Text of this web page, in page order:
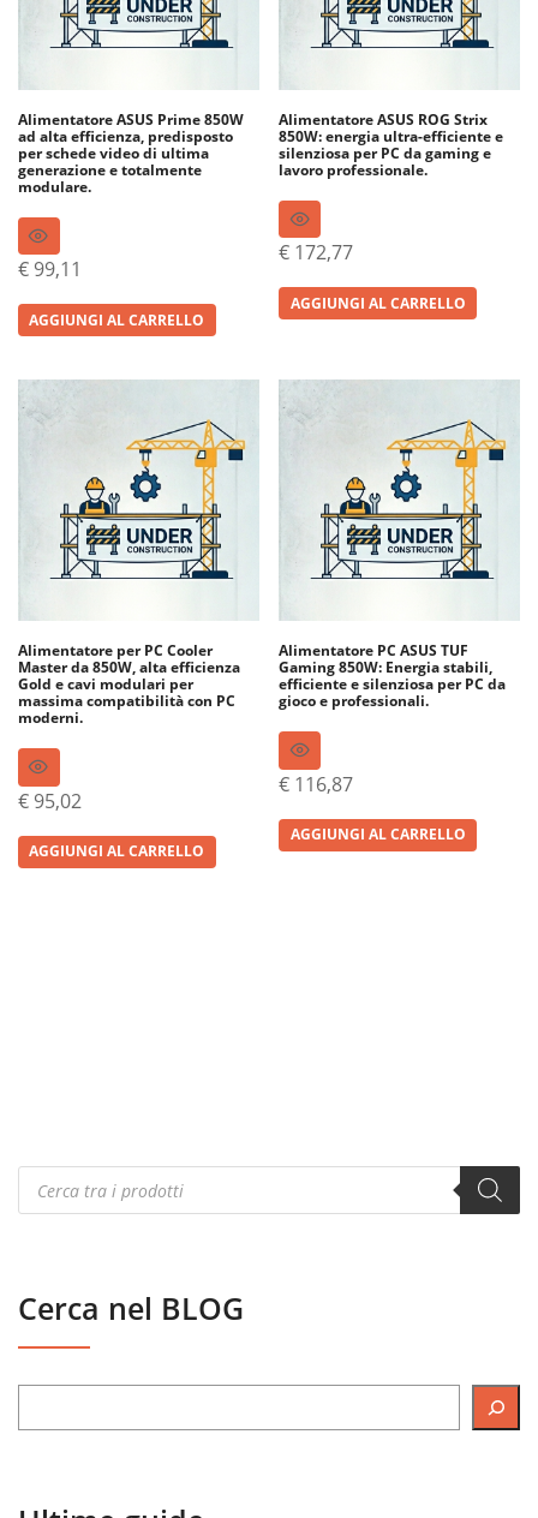
Alimentatore ASUS Prime 850W
ad alta efficienza, predisposto
per schede video di ultima
generazione e totalmente
modulare.
€ 99,11
AGGIUNGI AL CARRELLO
Alimentatore ASUS ROG Strix
850W: energia ultra-efficiente e
silenziosa per PC da gaming e
lavoro professionale.
€ 172,77
AGGIUNGI AL CARRELLO
Alimentatore per PC Cooler
Master da 850W, alta efficienza
Gold e cavi modulari per
massima compatibilità con PC
moderni.
€ 95,02
AGGIUNGI AL CARRELLO
Alimentatore PC ASUS TUF
Gaming 850W: Energia stabili,
efficiente e silenziosa per PC da
gioco e professionali.
€ 116,87
AGGIUNGI AL CARRELLO
Products
search
Cerca nel BLOG